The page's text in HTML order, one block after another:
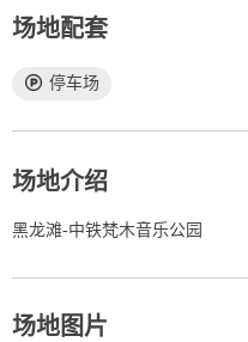
场地配套
停车场
场地介绍
黑龙滩-中铁梵木音乐公园
场地图片